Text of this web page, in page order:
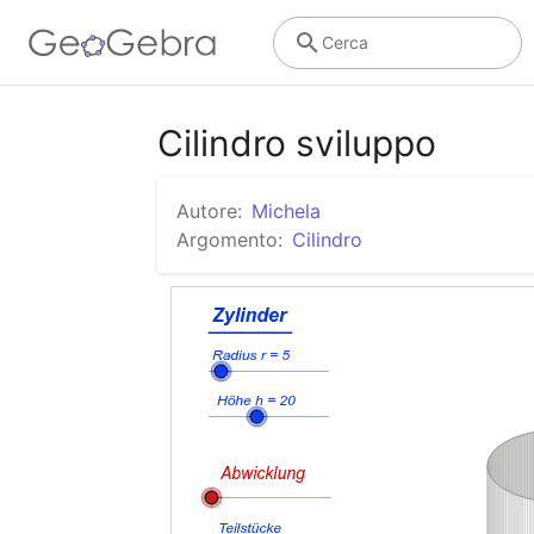
Cerca
Cilindro sviluppo
Autore: Michela
Argomento: Cilindro